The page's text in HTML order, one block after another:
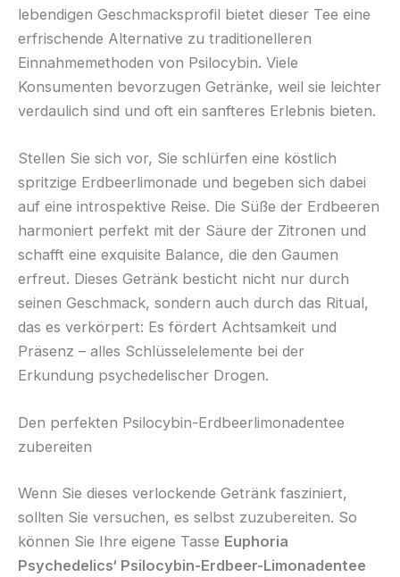
lebendigen Geschmacksprofil bietet dieser Tee eine
erfrischende Alternative zu traditionelleren
Einnahmemethoden von Psilocybin. Viele
Konsumenten bevorzugen Getränke, weil sie leichter
verdaulich sind und oft ein sanfteres Erlebnis bieten.
Stellen Sie sich vor, Sie schlürfen eine köstlich
spritzige Erdbeerlimonade und begeben sich dabei
auf eine introspektive Reise. Die Süße der Erdbeeren
harmoniert perfekt mit der Säure der Zitronen und
schafft eine exquisite Balance, die den Gaumen
erfreut. Dieses Getränk besticht nicht nur durch
seinen Geschmack, sondern auch durch das Ritual,
das es verkörpert: Es fördert Achtsamkeit und
Präsenz – alles Schlüsselelemente bei der
Erkundung psychedelischer Drogen.
Den perfekten Psilocybin-Erdbeerlimonadentee
zubereiten
Wenn Sie dieses verlockende Getränk fasziniert,
sollten Sie versuchen, es selbst zuzubereiten. So
können Sie Ihre eigene Tasse Euphoria
Psychedelics‘ Psilocybin-Erdbeer-Limonadentee